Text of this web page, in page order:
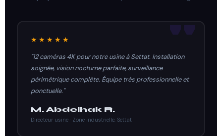
★★★★★
"12 caméras 4K pour notre usine à Settat. Installation
soignée, vision nocturne parfaite, surveillance
périmétrique complète. Équipe très professionnelle et
ponctuelle."
M. Abdelhak R.
Directeur usine · Zone industrielle, Settat